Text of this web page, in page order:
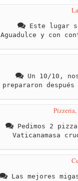
Este lugar
Aguadulce y con
Un 10/10,
prepararon
Pedimos 2
Vaticanamasa
Las mejores